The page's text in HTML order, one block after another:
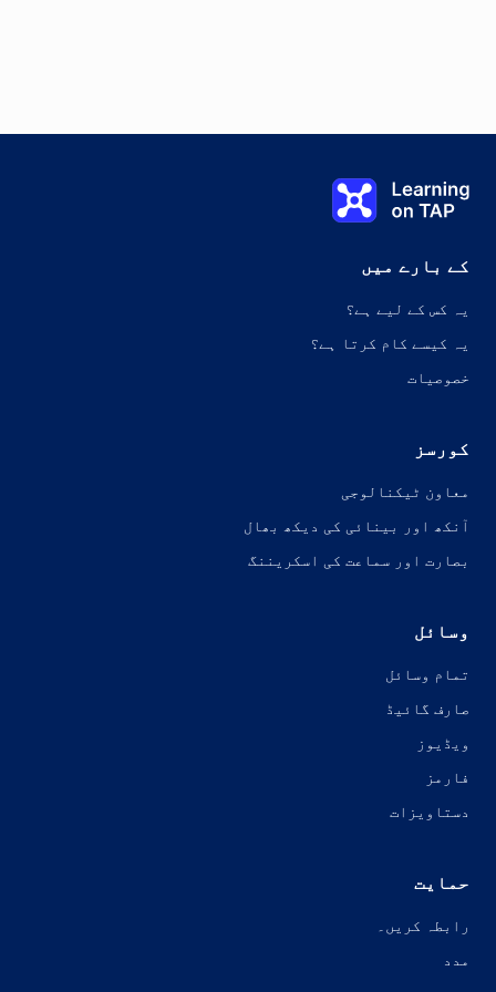
0%
پری ماڈیول کوئز
سبق:0 کی 0
Learning on TAP - گھر
کے بارے میں
یہ کس کے لیے ہے؟
یہ کیسے کام کرتا ہے؟
خصوصیات
کورسز
معاون ٹیکنالوجی
آنکھ اور بینائی کی دیکھ بھال
بصارت اور سماعت کی اسکریننگ
وسائل
تمام وسائل
صارف گائیڈ
ویڈیوز
فارمز
دستاویزات
حمایت
رابطہ کریں۔
مدد